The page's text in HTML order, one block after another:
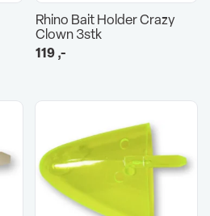
Rhino Bait Holder Crazy
Clown 3stk
119,-